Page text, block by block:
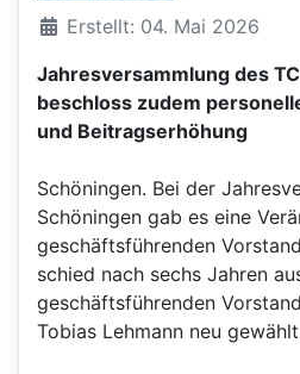
DetailsErstellt: 04. Mai 2026
Jahresversammlung des
beschloss zudem
und Beitragserhöhung
Schöningen. Bei der
Schöningen gab es eine
geschäftsführenden
schied nach sechs Jahren
geschäftsführenden
Tobias Lehmann neu